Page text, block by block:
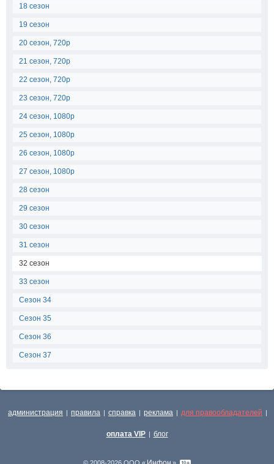
18 сезон
19 сезон
20 сезон, 720p
21 сезон, 720p
22 сезон, 720p
23 сезон, 720p
24 сезон, 1080p
25 сезон, 1080p
26 сезон, 1080p
27 сезон, 1080p
28 сезон
29 сезон
30 сезон
31 сезон
32 сезон
33 сезон
Сезон 34
Сезон 35
Сезон 36
Сезон 37
администрация | правила | справка | реклама | для правообладателей |
оплата VIP | блог